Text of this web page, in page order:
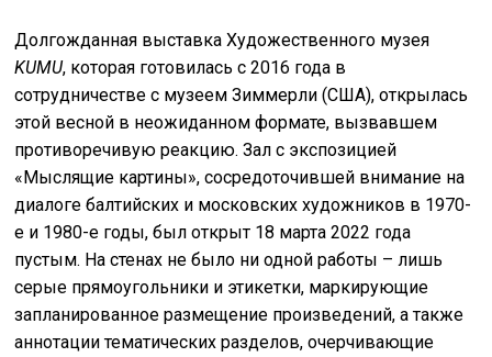
Долгожданная выставка Художественного музея
KUMU, которая готовилась с 2016 года в
сотрудничестве с музеем Зиммерли (США), открылась
этой весной в неожиданном формате, вызвавшем
противоречивую реакцию. Зал с экспозицией
«Мыслящие картины», сосредоточившей внимание на
диалоге балтийских и московских художников в 1970-
е и 1980-е годы, был открыт 18 марта 2022 года
пустым. На стенах не было ни одной работы – лишь
серые прямоугольники и этикетки, маркирующие
запланированное размещение произведений, а также
аннотации тематических разделов, очерчивающие